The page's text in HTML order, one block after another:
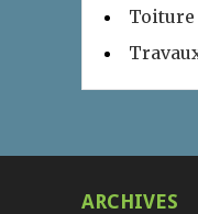
Toiture
ARCHIVES